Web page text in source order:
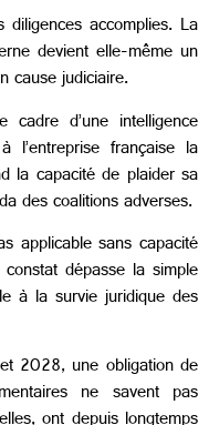
accomplies. La
devient elle-même un
cause judiciaire.
d’une intelligence
l’entreprise française la
la capacité de plaider sa
des coalitions adverses.
applicable sans capacité
dépasse la simple
à la survie juridique des
2028, une obligation de
ne savent pas